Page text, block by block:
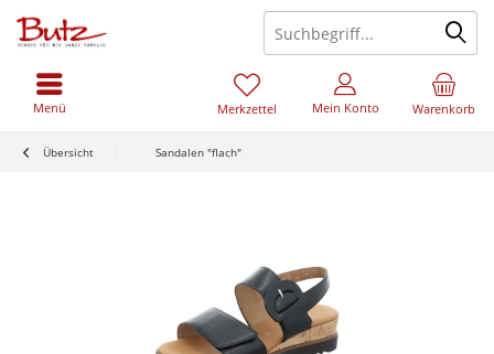
Warenkorb
Merkzettel Mein Konto
Menü
Übersicht Sandalen "flach"